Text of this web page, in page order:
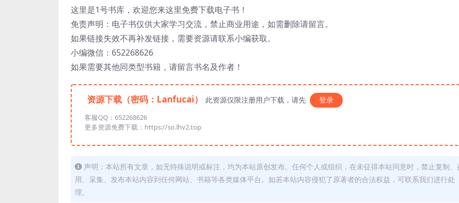
这里是1号书库，欢迎您来这里免费下载电子书！
免责声明：电子书仅供大家学习交流，禁止商业用途，如需删除请留言。
如果链接失效不再补发链接，需要资源请联系小编获取。
小编微信：652268626
如果需要其他同类型书籍，请留言书名及作者！
资源下载（密码：Lanfucai） 此资源仅限注册用户下载，请先 登录
客服QQ：652268626
更多资源免费下载：https://so.lhv2.top
声明：本站所有文章，如无特殊说明或标注，均为本站原创发布。任何个人或组织，在未征得本站同意时，禁止复制、
用、采集、发布本站内容到任何网站、书籍等各类媒体平台。如若本站内容侵犯了原著者的合法权益，可联系我们进行处
理。